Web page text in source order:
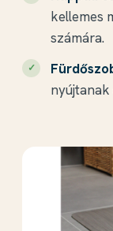
kellemes
számára.